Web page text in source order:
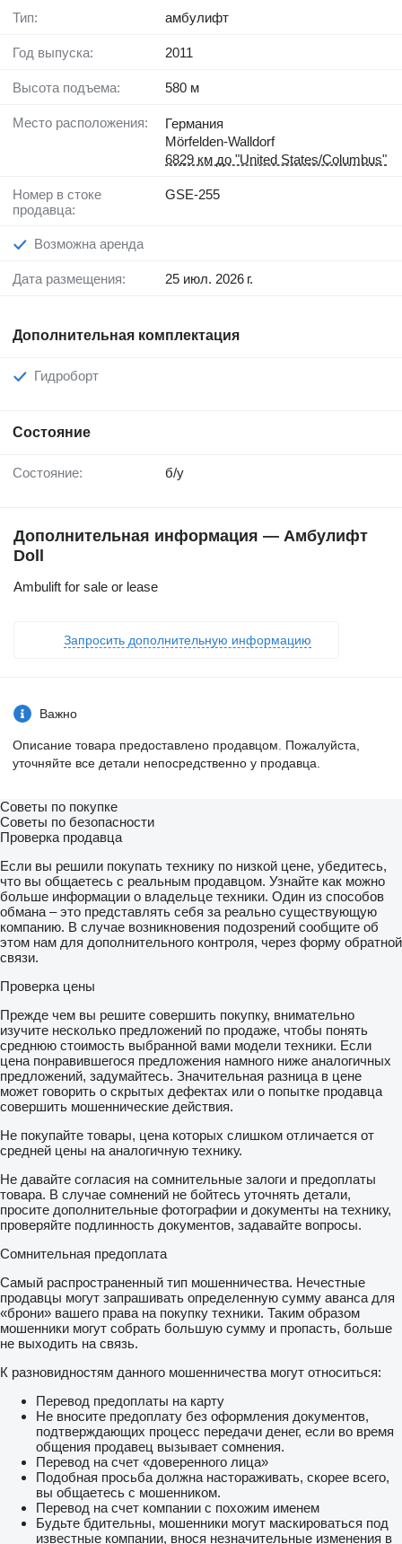
Тип: амбулифт
Год выпуска: 2011
Высота подъема: 580 м
Место расположения:
Германия
Mörfelden-Walldorf
6829 км до "United States/Columbus"
Номер в стоке
продавца:
GSE-255
Возможна аренда
Дата размещения: 25 июл. 2026 г.
Дополнительная комплектация
Гидроборт
Состояние
Состояние: б/у
Дополнительная информация — Амбулифт
Doll
Ambulift for sale or lease
Запросить дополнительную информацию
Важно
Описание товара предоставлено продавцом. Пожалуйста,
уточняйте все детали непосредственно у продавца.
Советы по покупке
Советы по безопасности
Проверка продавца
Если вы решили покупать технику по низкой цене, убедитесь,
что вы общаетесь с реальным продавцом. Узнайте как можно
больше информации о владельце техники. Один из способов
обмана – это представлять себя за реально существующую
компанию. В случае возникновения подозрений сообщите об
этом нам для дополнительного контроля, через форму обратной
связи.
Проверка цены
Прежде чем вы решите совершить покупку, внимательно
изучите несколько предложений по продаже, чтобы понять
среднюю стоимость выбранной вами модели техники. Если
цена понравившегося предложения намного ниже аналогичных
предложений, задумайтесь. Значительная разница в цене
может говорить о скрытых дефектах или о попытке продавца
совершить мошеннические действия.
Не покупайте товары, цена которых слишком отличается от
средней цены на аналогичную технику.
Не давайте согласия на сомнительные залоги и предоплаты
товара. В случае сомнений не бойтесь уточнять детали,
просите дополнительные фотографии и документы на технику,
проверяйте подлинность документов, задавайте вопросы.
Сомнительная предоплата
Самый распространенный тип мошенничества. Нечестные
продавцы могут запрашивать определенную сумму аванса для
«брони» вашего права на покупку техники. Таким образом
мошенники могут собрать большую сумму и пропасть, больше
не выходить на связь.
К разновидностям данного мошенничества могут относиться:
Перевод предоплаты на карту
Не вносите предоплату без оформления документов,
подтверждающих процесс передачи денег, если во время
общения продавец вызывает сомнения.
Перевод на счет «доверенного лица»
Подобная просьба должна настораживать, скорее всего,
вы общаетесь с мошенником.
Перевод на счет компании с похожим именем
Будьте бдительны, мошенники могут маскироваться под
известные компании, внося незначительные изменения в